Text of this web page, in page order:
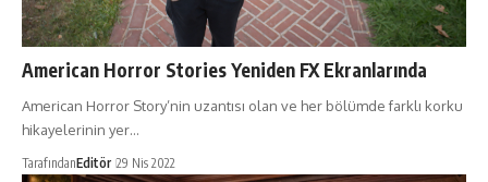
American Horror Stories Yeniden FX Ekranlarında
American Horror Story’nin uzantısı olan ve her bölümde farklı korku
hikayelerinin yer…
TarafındanEditör 29 Nis 2022